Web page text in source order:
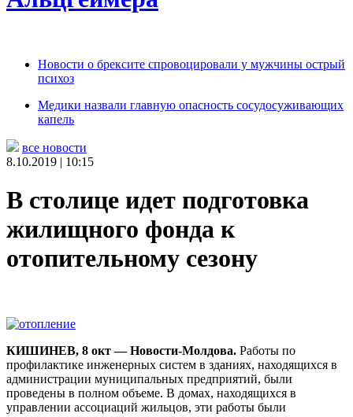
Новости о брексите спровоцировали у мужчины острый
психоз
Медики назвали главную опасность сосудосуживающих
капель
все новости
8.10.2019 | 10:15
В столице идет подготовка
жилищного фонда к
отопительному сезону
КИШИНЕВ, 8 окт — Новости-Молдова. Работы по
профилактике инженерных систем в зданиях, находящихся в
администрации муниципальных предприятий, были
проведены в полном объеме. В домах, находящихся в
управлении ассоциаций жильцов, эти работы были